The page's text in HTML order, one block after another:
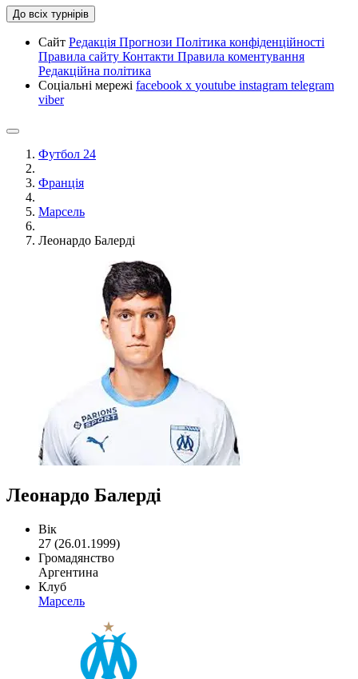
До всіх турнірів
Сайт Редакція Прогнози Політика конфіденційності
Правила сайту Контакти Правила коментування
Редакційна політика
Соціальні мережі facebook x youtube instagram telegram
viber
Футбол 24
Франція
Марсель
Леонардо Балерді
Леонардо Балерді
Вік
27 (26.01.1999)
Громадянство
Аргентина
Клуб
Марсель